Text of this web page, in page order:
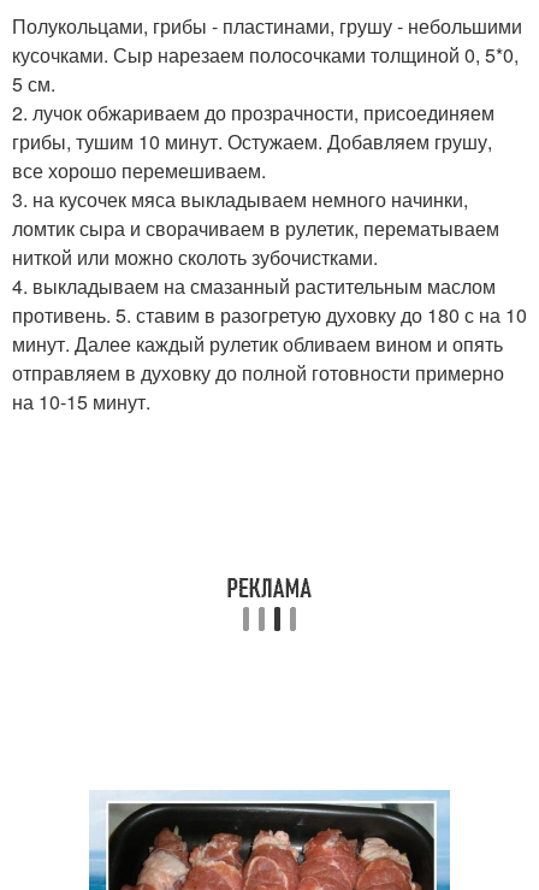
Полукольцами, грибы - пластинами, грушу - небольшими
кусочками. Сыр нарезаем полосочками толщиной 0, 5*0,
5 см.
2. лучок обжариваем до прозрачности, присоединяем
грибы, тушим 10 минут. Остужаем. Добавляем грушу,
все хорошо перемешиваем.
3. на кусочек мяса выкладываем немного начинки,
ломтик сыра и сворачиваем в рулетик, перематываем
ниткой или можно сколоть зубочистками.
4. выкладываем на смазанный растительным маслом
противень. 5. ставим в разогретую духовку до 180 с на 10
минут. Далее каждый рулетик обливаем вином и опять
отправляем в духовку до полной готовности примерно
на 10-15 минут.